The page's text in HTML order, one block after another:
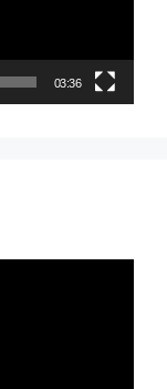
03:36